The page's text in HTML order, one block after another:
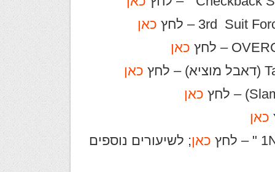
כאן
כאן
כאן
כאן
כאן
כאן; לשיעורים נוספים